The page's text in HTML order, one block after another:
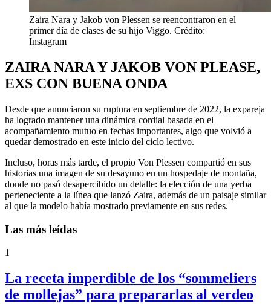
Zaira Nara y Jakob von Plessen se reencontraron en el
primer día de clases de su hijo Viggo. Crédito:
Instagram
ZAIRA NARA Y JAKOB VON PLEASE,
EXS CON BUENA ONDA
Desde que anunciaron su ruptura en septiembre de 2022, la expareja
ha logrado mantener una dinámica cordial basada en el
acompañamiento mutuo en fechas importantes, algo que volvió a
quedar demostrado en este inicio del ciclo lectivo.
Incluso, horas más tarde, el propio Von Plessen compartió en sus
historias una imagen de su desayuno en un hospedaje de montaña,
donde no pasó desapercibido un detalle: la elección de una yerba
perteneciente a la línea que lanzó Zaira, además de un paisaje similar
al que la modelo había mostrado previamente en sus redes.
Las más leídas
1
La receta imperdible de los “sommeliers
de mollejas” para prepararlas al verdeo